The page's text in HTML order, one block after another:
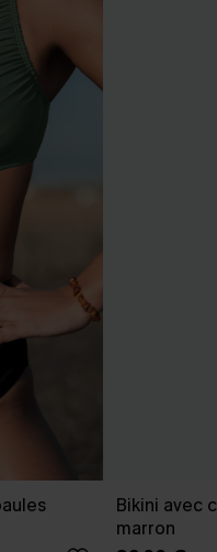
Bikini avec
marron